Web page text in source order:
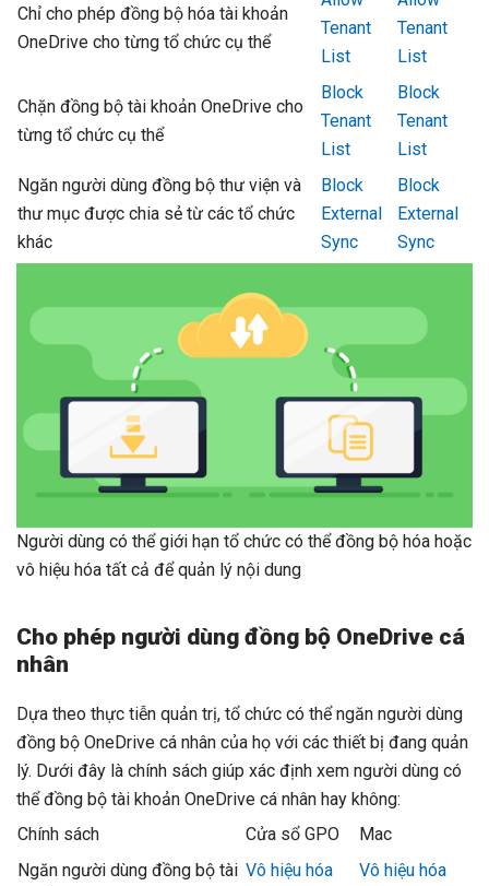
Chỉ cho phép đồng bộ hóa tài khoản
OneDrive cho từng tổ chức cụ thể
Tenant
List
Tenant
List
Chặn đồng bộ tài khoản OneDrive cho
từng tổ chức cụ thể
Block
Tenant
List
Block
Tenant
List
Ngăn người dùng đồng bộ thư viện và
thư mục được chia sẻ từ các tổ chức
khác
Block
External
Sync
Block
External
Sync
Người dùng có thể giới hạn tổ chức có thể đồng bộ hóa hoặc
vô hiệu hóa tất cả để quản lý nội dung
Cho phép người dùng đồng bộ OneDrive cá
nhân
Dựa theo thực tiễn quản trị, tổ chức có thể ngăn người dùng
đồng bộ OneDrive cá nhân của họ với các thiết bị đang quản
lý. Dưới đây là chính sách giúp xác định xem người dùng có
thể đồng bộ tài khoản OneDrive cá nhân hay không:
Chính sách
Cửa sổ GPO
Mac
Ngăn người dùng đồng bộ tài Vô hiệu hóa
Vô hiệu hóa